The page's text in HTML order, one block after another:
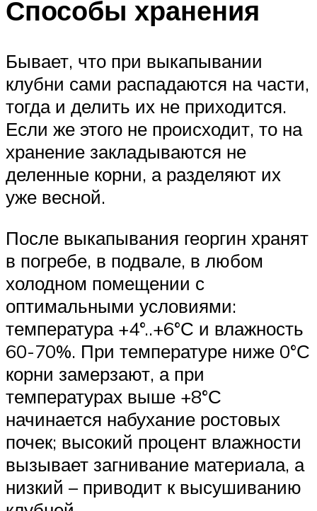
Способы хранения
Бывает, что при выкапывании
клубни сами распадаются на части,
тогда и делить их не приходится.
Если же этого не происходит, то на
хранение закладываются не
деленные корни, а разделяют их
уже весной.
После выкапывания георгин хранят
в погребе, в подвале, в любом
холодном помещении с
оптимальными условиями:
температура +4°..+6°С и влажность
60-70%. При температуре ниже 0°С
корни замерзают, а при
температурах выше +8°С
начинается набухание ростовых
почек; высокий процент влажности
вызывает загнивание материала, а
низкий – приводит к высушиванию